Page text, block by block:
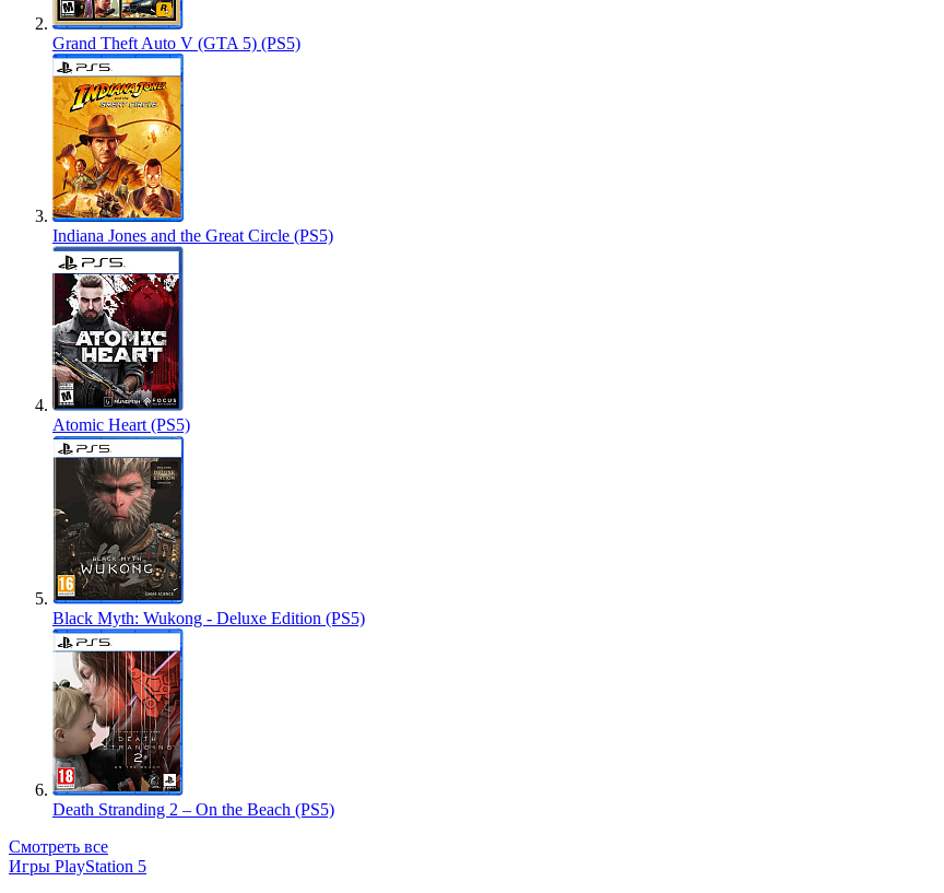
Grand Theft Auto V (GTA 5) (PS5)
Indiana Jones and the Great Circle (PS5)
Atomic Heart (PS5)
Black Myth: Wukong - Deluxe Edition (PS5)
Death Stranding 2 – On the Beach (PS5)
Смотреть все
Игры PlayStation 5